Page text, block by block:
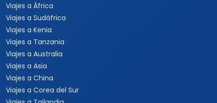
Viajes a África
Viajes a Sudáfrica
Viajes a Kenia
Viajes a Tanzania
Viajes a Australia
Viajes a Asia
Viajes a China
Viajes a Corea del Sur